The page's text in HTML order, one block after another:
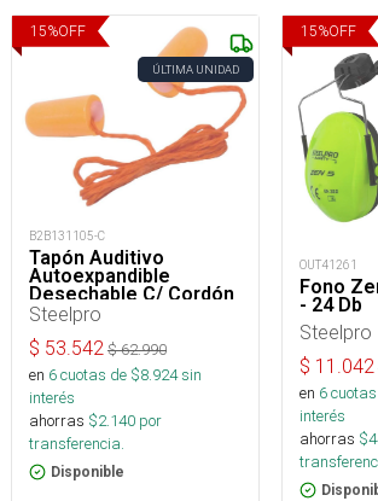
15%OFF
ÚLTIMA UNIDAD
B2B131105-C
Tapón Auditivo
Autoexpandible
Desechable C/ Cordón
Steelpro
$ 53.542 $62.990
en 6cuotas de $8.924sin
interés
ahorras $2.140 por
transferencia.
Disponible
15%OFF
OUT41261
Fono
- 24 Db
Steelpro
$ 11.042
en 6
interés
ahorras $